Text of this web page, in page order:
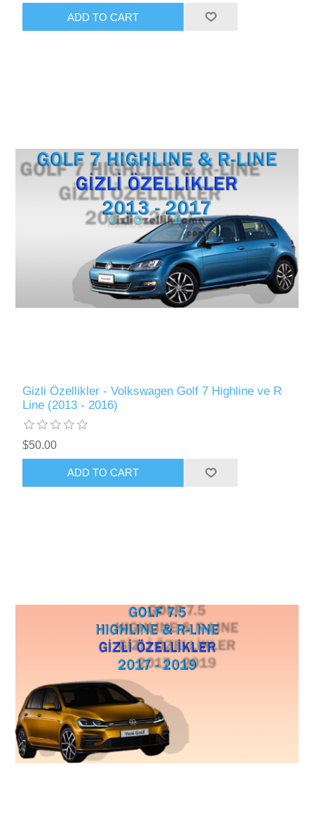
ADD TO CART
Gizli Özellikler - Volkswagen Golf 7 Highline ve R
Line (2013 - 2016)
$50.00
ADD TO CART